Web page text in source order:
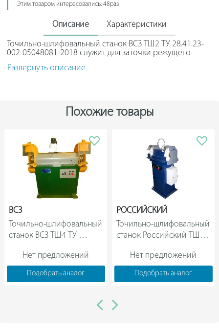
Этим товаром интересовались: 48раз
Описание Характеристики
Точильно-шлифовальный станок ВСЗ ТШ2 ТУ 28.41.23-
002-05048081-2018 служит для заточки режущего
инструмента, а также для снятия фасок и облоя во
время выполнения слесарных работ. Мощный
эксплуатации в затемненном помещении. Два экрана
над точильными кругами защищают оператора от
Развернуть описание
Похожие товары
ВСЗ
Точильно-шлифовальный
станок ВСЗ ТШ4 ТУ
2018
Нет предложений
Подобрать аналог
РОССИЙСКИЙ
Точильно-шлифовальный
станок Российский ТШ2-
Нет предложений
Подобрать аналог